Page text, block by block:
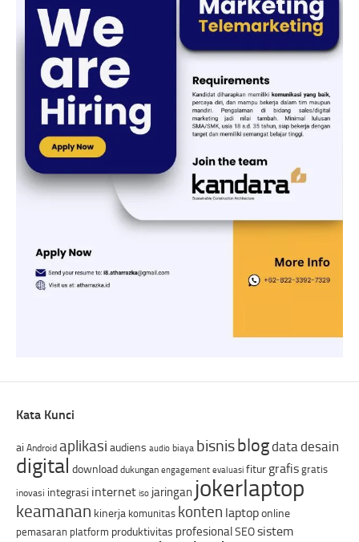
Kata Kunci
ai Android aplikasi audiens audio biaya bisnisblogdatadesain
digital download dukungan engagement evaluasi fitur grafis gratis
inovasi integrasi internet iso jaringan jokerlaptop
keamanan kinerja komunitas konten laptoponline
pemasaran platform produktivitas profesional SEOsistem